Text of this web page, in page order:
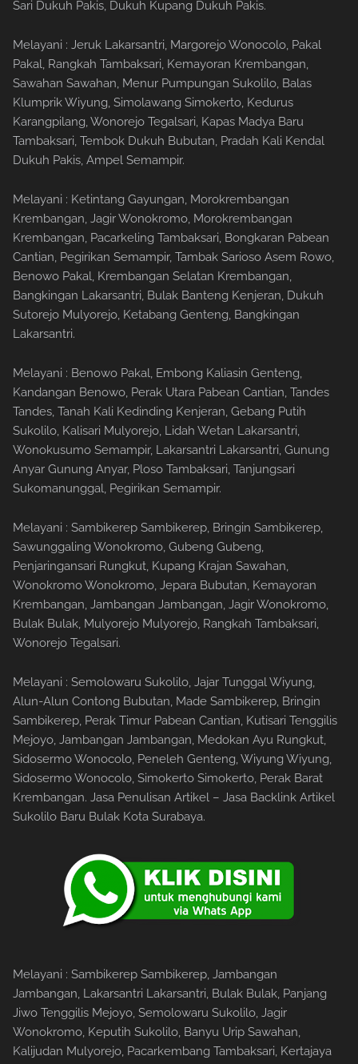
Sari Dukuh Pakis, Dukuh Kupang Dukuh Pakis.
Melayani : Jeruk Lakarsantri, Margorejo Wonocolo, Pakal
Pakal, Rangkah Tambaksari, Kemayoran Krembangan,
Sawahan Sawahan, Menur Pumpungan Sukolilo, Balas
Klumprik Wiyung, Simolawang Simokerto, Kedurus
Karangpilang, Wonorejo Tegalsari, Kapas Madya Baru
Tambaksari, Tembok Dukuh Bubutan, Pradah Kali Kendal
Dukuh Pakis, Ampel Semampir.
Melayani : Ketintang Gayungan, Morokrembangan
Krembangan, Jagir Wonokromo, Morokrembangan
Krembangan, Pacarkeling Tambaksari, Bongkaran Pabean
Cantian, Pegirikan Semampir, Tambak Sarioso Asem Rowo,
Benowo Pakal, Krembangan Selatan Krembangan,
Bangkingan Lakarsantri, Bulak Banteng Kenjeran, Dukuh
Sutorejo Mulyorejo, Ketabang Genteng, Bangkingan
Lakarsantri.
Melayani : Benowo Pakal, Embong Kaliasin Genteng,
Kandangan Benowo, Perak Utara Pabean Cantian, Tandes
Tandes, Tanah Kali Kedinding Kenjeran, Gebang Putih
Sukolilo, Kalisari Mulyorejo, Lidah Wetan Lakarsantri,
Wonokusumo Semampir, Lakarsantri Lakarsantri, Gunung
Anyar Gunung Anyar, Ploso Tambaksari, Tanjungsari
Sukomanunggal, Pegirikan Semampir.
Melayani : Sambikerep Sambikerep, Bringin Sambikerep,
Sawunggaling Wonokromo, Gubeng Gubeng,
Penjaringansari Rungkut, Kupang Krajan Sawahan,
Wonokromo Wonokromo, Jepara Bubutan, Kemayoran
Krembangan, Jambangan Jambangan, Jagir Wonokromo,
Bulak Bulak, Mulyorejo Mulyorejo, Rangkah Tambaksari,
Wonorejo Tegalsari.
Melayani : Semolowaru Sukolilo, Jajar Tunggal Wiyung,
Alun-Alun Contong Bubutan, Made Sambikerep, Bringin
Sambikerep, Perak Timur Pabean Cantian, Kutisari Tenggilis
Mejoyo, Jambangan Jambangan, Medokan Ayu Rungkut,
Sidosermo Wonocolo, Peneleh Genteng, Wiyung Wiyung,
Sidosermo Wonocolo, Simokerto Simokerto, Perak Barat
Krembangan. Jasa Penulisan Artikel – Jasa Backlink Artikel
Sukolilo Baru Bulak Kota Surabaya.
Melayani : Sambikerep Sambikerep, Jambangan
Jambangan, Lakarsantri Lakarsantri, Bulak Bulak, Panjang
Jiwo Tenggilis Mejoyo, Semolowaru Sukolilo, Jagir
Wonokromo, Keputih Sukolilo, Banyu Urip Sawahan,
Kalijudan Mulyorejo, Pacarkembang Tambaksari, Kertajaya